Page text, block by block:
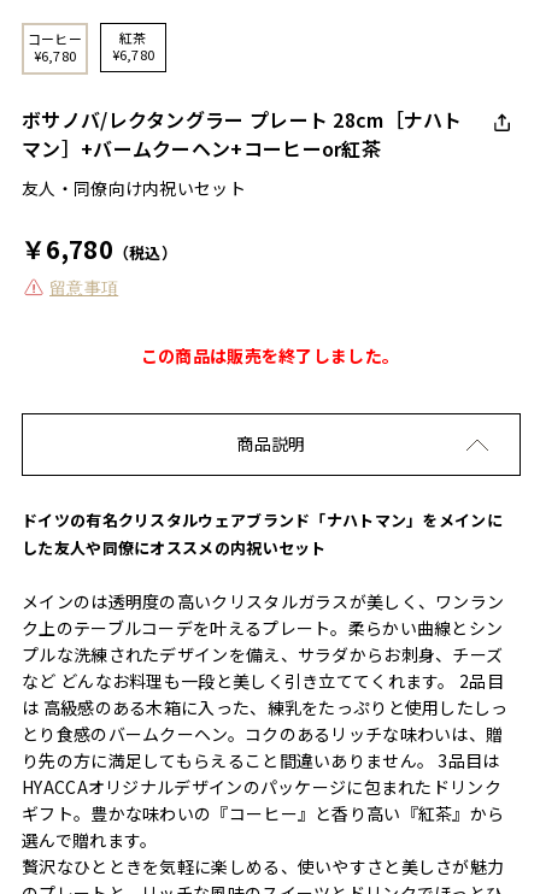
コーヒー
¥6,780
紅茶
¥6,780
ボサノバ/レクタングラー プレート 28cm［ナハト
マン］+バームクーヘン+コーヒーor紅茶
友人・同僚向け内祝いセット
￥6,780 （税込）
留意事項
この商品は販売を終了しました。
商品説明
ドイツの有名クリスタルウェアブランド「ナハトマン」をメインに
した友人や同僚にオススメの内祝いセット
メインのは透明度の高いクリスタルガラスが美しく、ワンラン
ク上のテーブルコーデを叶えるプレート。柔らかい曲線とシン
プルな洗練されたデザインを備え、サラダからお刺身、チーズ
など どんなお料理も一段と美しく引き立ててくれます。 2品目
は 高級感のある木箱に入った、練乳をたっぷりと使用したしっ
とり食感のバームクーヘン。コクのあるリッチな味わいは、贈
り先の方に満足してもらえること間違いありません。 3品目は
HYACCAオリジナルデザインのパッケージに包まれたドリンク
ギフト。豊かな味わいの『コーヒー』と香り高い『紅茶』から
選んで贈れます。
贅沢なひとときを気軽に楽しめる、使いやすさと美しさが魅力